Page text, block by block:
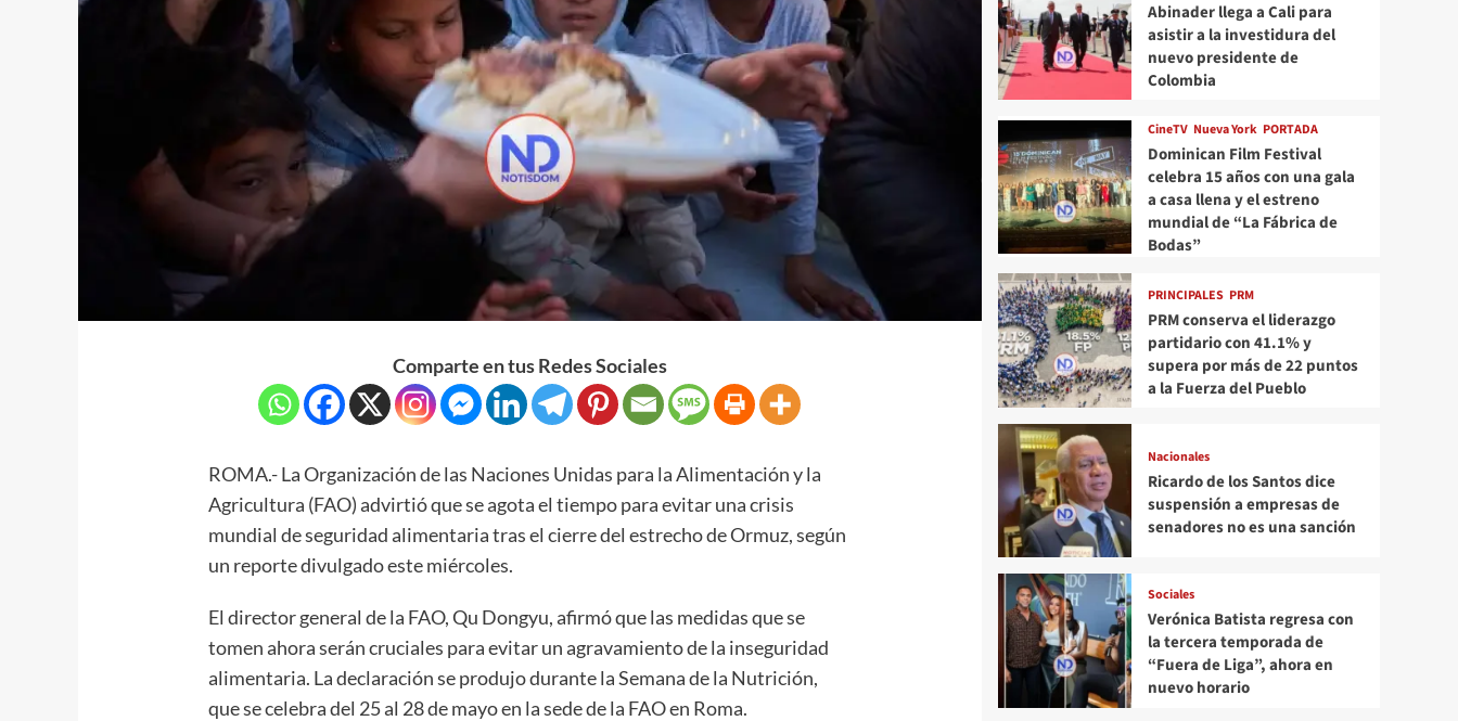
Comparte en tus Redes Sociales
ROMA.- La Organización de las Naciones Unidas para la Alimentación y la
Agricultura (FAO) advirtió que se agota el tiempo para evitar una crisis
mundial de seguridad alimentaria tras el cierre del estrecho de Ormuz, según
un reporte divulgado este miércoles.
El director general de la FAO, Qu Dongyu, afirmó que las medidas que se
tomen ahora serán cruciales para evitar un agravamiento de la inseguridad
alimentaria. La declaración se produjo durante la Semana de la Nutrición,
que se celebra del 25 al 28 de mayo en la sede de la FAO en Roma.
Abinader llega a Cali para
asistir a la investidura del
nuevo presidente de
Colombia
CineTV Nueva York PORTADA
Dominican Film Festival
celebra 15 años con una gala
a casa llena y el estreno
mundial de “La Fábrica de
Bodas”
PRINCIPALES PRM
PRM conserva el liderazgo
partidario con 41.1% y
supera por más de 22 puntos
a la Fuerza del Pueblo
Nacionales
Ricardo de los Santos dice
suspensión a empresas de
senadores no es una sanción
Sociales
Verónica Batista regresa con
la tercera temporada de
“Fuera de Liga”, ahora en
nuevo horario